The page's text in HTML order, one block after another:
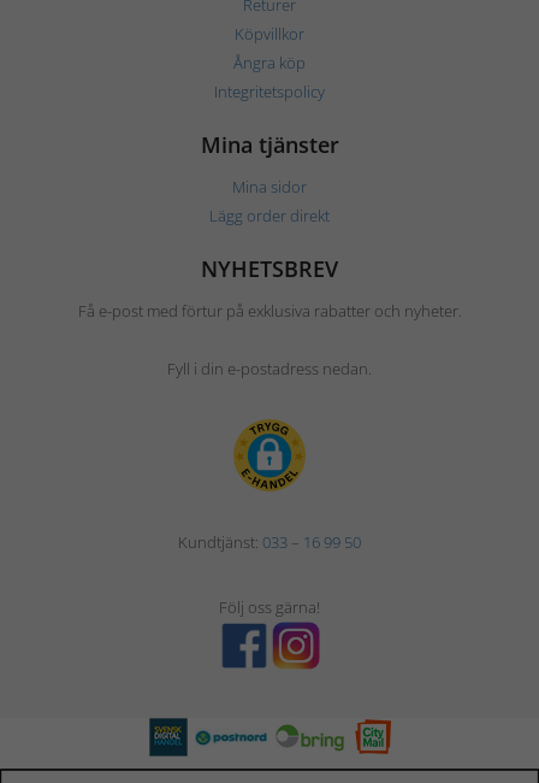
Returer
Köpvillkor
Ångra köp
Integritetspolicy
Mina tjänster
Mina sidor
Lägg order direkt
NYHETSBREV
Få e-post med förtur på exklusiva rabatter och nyheter.
Fyll i din e-postadress nedan.
Kundtjänst: 033 – 16 99 50
Följ oss gärna!